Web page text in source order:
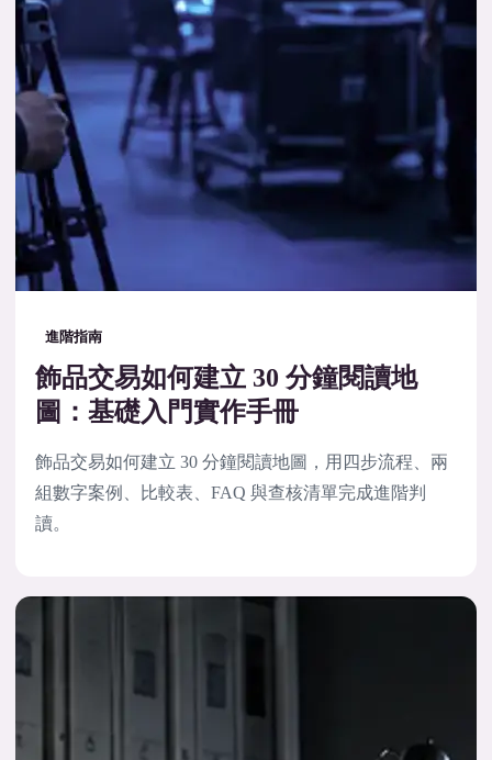
進階指南
飾品交易如何建立 30 分鐘閱讀地
圖：基礎入門實作手冊
飾品交易如何建立 30 分鐘閱讀地圖，用四步流程、兩
組數字案例、比較表、FAQ 與查核清單完成進階判
讀。